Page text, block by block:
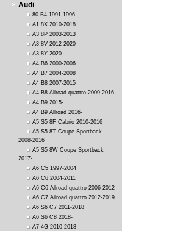
Audi
80 B4 1991-1996
A1 8X 2010-2018
A3 8P 2003-2013
A3 8V 2012-2020
A3 8Y 2020-
A4 B6 2000-2006
A4 B7 2004-2008
A4 B8 2007-2015
A4 B8 Allroad quattro 2009-2016
A4 B9 2015-
A4 B9 Allroad 2016-
A5 S5 8F Cabrio 2010-2016
A5 S5 8T Coupe Sportback
2008-2016
A5 S5 8W Coupe Sportback
2017-
A6 C5 1997-2004
A6 C6 2004-2011
A6 C6 Allroad quattro 2006-2012
A6 C7 Allroad quattro 2012-2019
A6 S6 C7 2011-2018
A6 S6 C8 2018-
A7 4G 2010-2018